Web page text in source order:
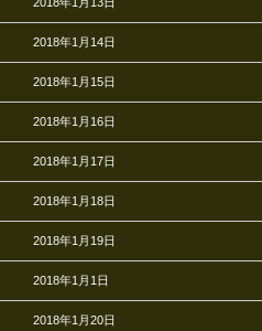
2018年1月14日
2018年1月15日
2018年1月16日
2018年1月17日
2018年1月18日
2018年1月19日
2018年1月1日
2018年1月20日